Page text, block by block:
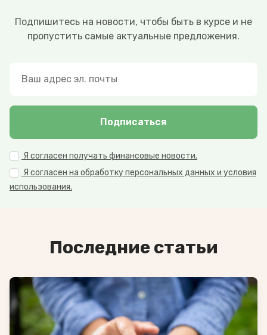
Подпишитесь на новости, чтобы быть в курсе и не
пропустить самые актуальные предложения.
Подписаться
Я согласен получать финансовые новости.
Я согласен на обработку персональных данных и условия
использования.
Последние статьи